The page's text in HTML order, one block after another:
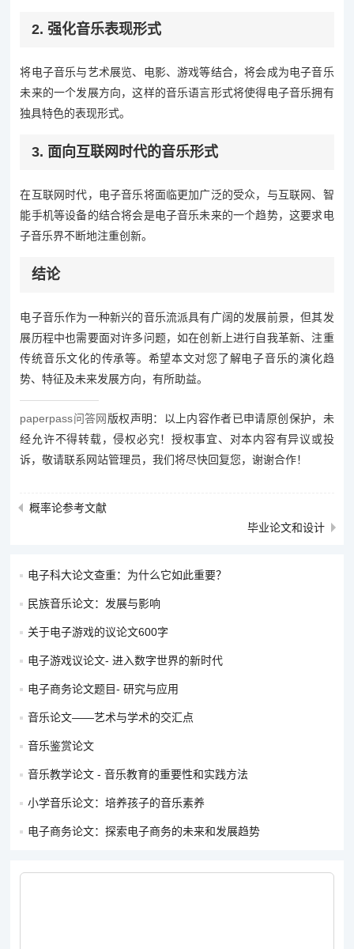
2. 强化音乐表现形式
将电子音乐与艺术展览、电影、游戏等结合，将会成为电子音乐
未来的一个发展方向，这样的音乐语言形式将使得电子音乐拥有
独具特色的表现形式。
3. 面向互联网时代的音乐形式
在互联网时代，电子音乐将面临更加广泛的受众，与互联网、智
能手机等设备的结合将会是电子音乐未来的一个趋势，这要求电
子音乐界不断地注重创新。
结论
电子音乐作为一种新兴的音乐流派具有广阔的发展前景，但其发
展历程中也需要面对许多问题，如在创新上进行自我革新、注重
传统音乐文化的传承等。希望本文对您了解电子音乐的演化趋
势、特征及未来发展方向，有所助益。
paperpass问答网 版权声明：以上内容作者已申请原创保护，未
经允许不得转载，侵权必究！授权事宜、对本内容有异议或投
诉，敬请联系网站管理员，我们将尽快回复您，谢谢合作！
概率论参考文献
毕业论文和设计
电子科大论文查重：为什么它如此重要？
民族音乐论文：发展与影响
关于电子游戏的议论文600字
电子游戏议论文- 进入数字世界的新时代
电子商务论文题目- 研究与应用
音乐论文——艺术与学术的交汇点
音乐鉴赏论文
音乐教学论文 - 音乐教育的重要性和实践方法
小学音乐论文：培养孩子的音乐素养
电子商务论文：探索电子商务的未来和发展趋势